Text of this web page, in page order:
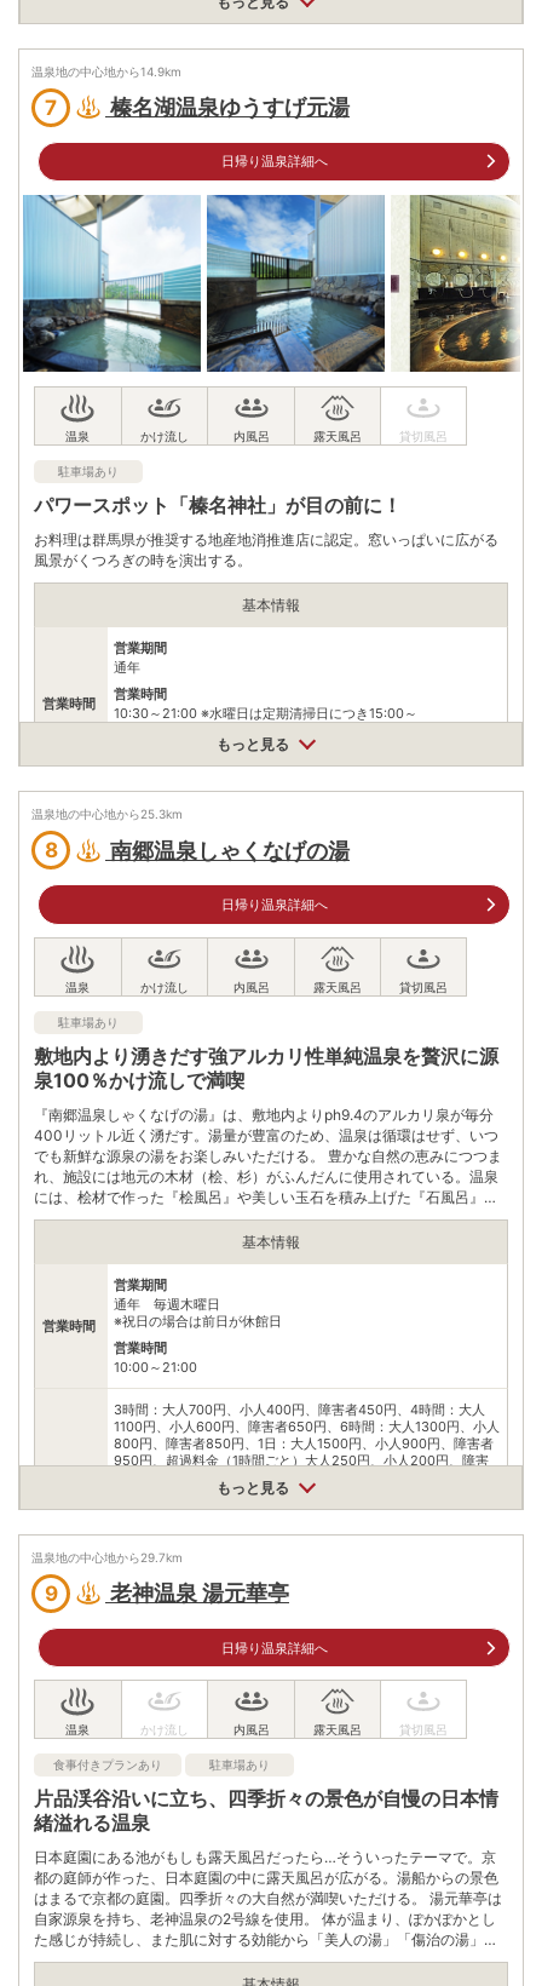
公共交通機関
で「見晴下」下車徒歩3分）
駐車場
無料
※係の者がお車をお預かりさせていただき 松本楼の駐車場へ移動
いたします。
0279723306
※ 掲載情報は変更になる場合があります。最新の内容はご利用前にご自身でお
問合せください。
※ 料金情報は税込・税抜表記が混ざっております。正しい金額はご利用前にご
自身でお問合せください。
温泉地の中心地から14.9km
7 榛名湖温泉ゆうすげ元湯
日帰り温泉詳細へ
駐車場あり
パワースポット「榛名神社」が目の前に！
お料理は群馬県が推奨する地産地消推進店に認定。窓いっぱいに広がる
風景がくつろぎの時を演出する。
基本情報
営業時間
営業期間
通年
営業時間
10:30～21:00 ※水曜日は定期清掃日につき15:00～
入浴料
※ご休憩（大広間）平日:520円/日曜・祝日:730円 (要予約)
泉質 塩化物泉、硫酸塩泉
アクセス
群馬県高崎市榛名湖町846-3
車
渋川駅／高崎駅より路線バス９０分
駐車場 無料（80台）
電話番号
0273749211
※8:00～20:00
※ 掲載情報は変更になる場合があります。最新の内容はご利用前にご自身でお
問合せください。
もっと見る
温泉地の中心地から25.3km
8 南郷温泉しゃくなげの湯
日帰り温泉詳細へ
駐車場あり
敷地内より湧きだす強アルカリ性単純温泉を贅沢に源
泉100％かけ流しで満喫
『南郷温泉しゃくなげの湯』は、敷地内よりph9.4のアルカリ泉が毎分
400リットル近く湧だす。湯量が豊富のため、温泉は循環はせず、いつ
でも新鮮な源泉の湯をお楽しみいただける。 豊かな自然の恵みにつつま
れ、施設には地元の木材（桧、杉）がふんだんに使用されている。温泉
には、桧材で作った『桧風呂』や美しい玉石を積み上げた『石風呂』、
根利川のせせらぎが聞こえる露天風呂、家族みんなが楽しめる家族風呂
など様々なシーンを楽しむことができる。
基本情報
営業時間
営業期間
通年 毎週木曜日
※祝日の場合は前日が休館日
営業時間
10:00～21:00
3時間：大人700円、小人400円、障害者450円、4時間：大人
1100円、小人600円、障害者650円、6時間：大人1300円、小人
800円、障害者850円、1日：大人1500円、小人900円、障害者
950円、超過料金（1時間ごと）大人250円、小人200円、障害
※大人・・・中学生以上 小人・・・3歳以上から小学生以下まで
※※障害者とは、知事が交付する「身体障害者手帳」「療育手
※※沼田市内に住所を持ち65歳以上の方の料金は身体障害者料金
と同じになります。
※ （住所が明記されている物での証明が必要となります。）
※※上記入館料に別途、入湯税50円が追加されます。（12歳未満
単純温泉
アクセス
群馬県沼田市利根町日影南郷100
車
関越自動車道沼田I.Cから県道沼田・大間々線で約30分
関越自動車道昭和I.Cから約50分
公共交通機関
JR上越線沼田駅から車で約40分
駐車場 無料（100台）
もっと見る
温泉地の中心地から29.7km
9 老神温泉 湯元華亭
日帰り温泉詳細へ
食事付きプランあり 駐車場あり
片品渓谷沿いに立ち、四季折々の景色が自慢の日本情
緒溢れる温泉
日本庭園にある池がもしも露天風呂だったら…そういったテーマで。京
都の庭師が作った、日本庭園の中に露天風呂が広がる。湯船からの景色
はまるで京都の庭園。四季折々の大自然が満喫いただける。 湯元華亭は
自家源泉を持ち、老神温泉の2号線を使用。 体が温まり、ぽかぽかとし
た感じが持続し、また肌に対する効能から「美人の湯」「傷治の湯」と
も呼ばれている。源泉をナノフィルターを通過させることで、粒子をナ
ノ単位に細かくし源泉の美肌効果や保温効果を高めている。